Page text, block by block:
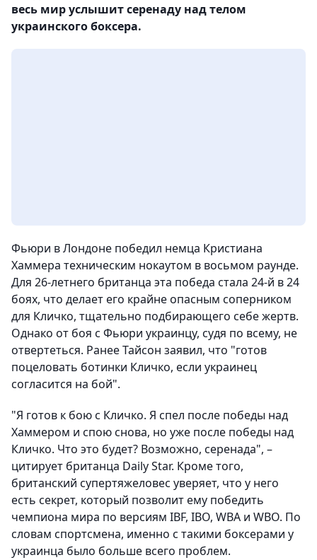
весь мир услышит серенаду над телом
украинского боксера.
Фьюри в Лондоне победил немца Кристиана
Хаммера техническим нокаутом в восьмом раунде.
Для 26-летнего британца эта победа стала 24-й в 24
боях, что делает его крайне опасным соперником
для Кличко, тщательно подбирающего себе жертв.
Однако от боя с Фьюри украинцу, судя по всему, не
отвертеться. РанееТайсон заявил, что "готов
поцеловать ботинки Кличко, если украинец
согласится на бой".
"Я готов к бою с Кличко. Я спел после победы над
Хаммером и спою снова, но уже после победы над
Кличко. Что это будет? Возможно, серенада", –
цитирует британца Daily Star. Кроме того,
британский супертяжеловес уверяет, что у него
есть секрет, который позволит ему победить
чемпиона мира по версиям IBF, IBO, WBA и WBO. По
словам спортсмена, именно с такими боксерами у
украинца было больше всего проблем.